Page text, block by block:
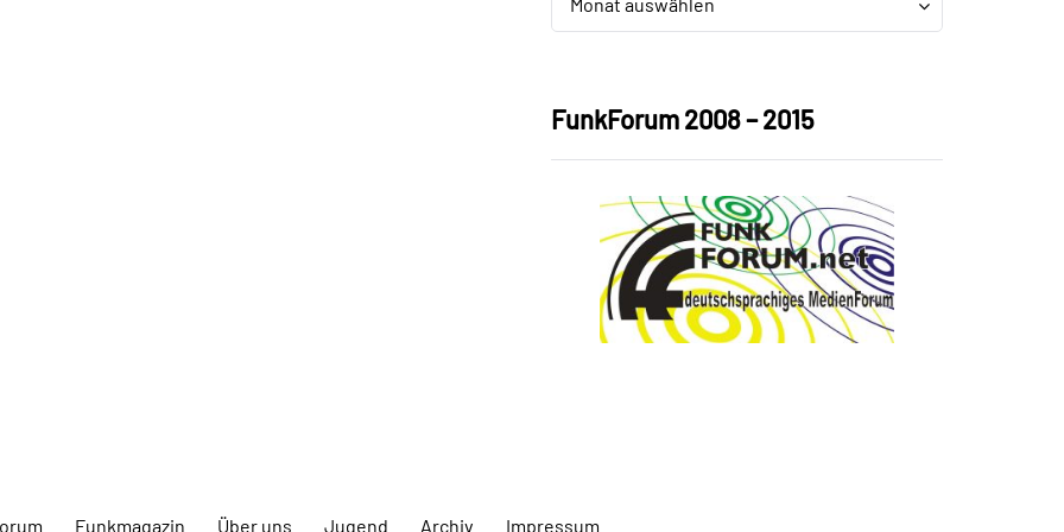
Monat auswählen
FunkForum 2008 – 2015
Funkmagazin Über uns Jugend Archiv Impressum